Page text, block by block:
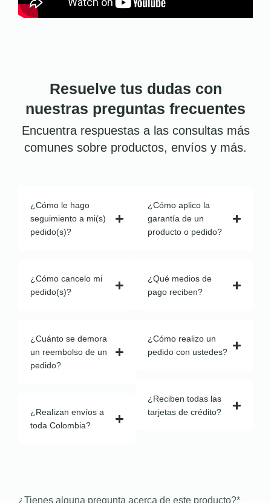
Resuelve tus dudas con
nuestras preguntas frecuentes
Encuentra respuestas a las consultas más
comunes sobre productos, envíos y más.
¿Cómo le hago
seguimiento a mi(s)
pedido(s)?
¿Cómo cancelo mi
pedido(s)?
¿Cuánto se demora
un reembolso de un
pedido?
¿Realizan envíos a
toda Colombia?
¿Cómo aplico la
garantía de un
producto o pedido?
¿Qué medios de
pago reciben?
¿Cómo realizo un
pedido con ustedes?
¿Reciben todas las
tarjetas de crédito?
¿Tienes alguna pregunta acerca de este producto?*